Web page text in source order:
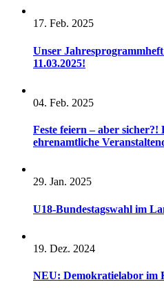
17. Feb. 2025
Unser
11.03.2025!
04. Feb. 2025
Feste feiern – aber
ehrenamtliche
29. Jan. 2025
U18-Bundestagswahl im
19. Dez. 2024
NEU: Demokratielabor im